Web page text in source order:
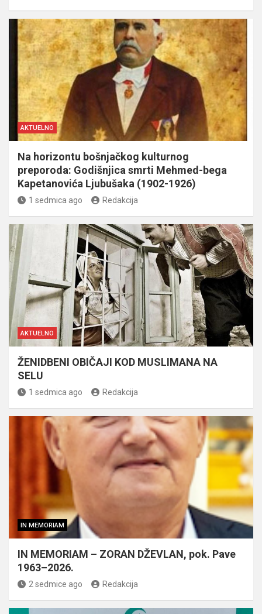
AKTUELNO
Na horizontu bošnjačkog kulturnog
preporoda: Godišnjica smrti Mehmed-bega
Kapetanovića Ljubušaka (1902-1926)
1 sedmica ago Redakcija
AKTUELNO
ŽENIDBENI OBIČAJI KOD MUSLIMANA NA
SELU
1 sedmica ago Redakcija
IN MEMORIAM
IN MEMORIAM – ZORAN DŽEVLAN, pok. Pave
1963–2026.
2 sedmice ago Redakcija